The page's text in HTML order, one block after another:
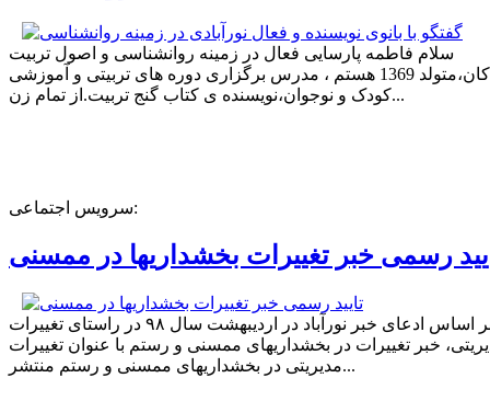
سلام فاطمه پارسایی فعال در زمینه روانشناسی و اصول تربیت
کودکان،متولد 1369 هستم ، مدرس برگزاری دوره های تربیتی و آموزشی
کودک و نوجوان،نویسنده ی کتاب گنج تربیت.از تمام زن...
سرویس اجتماعی:
رسمی خبر تغییرات بخشداریها در ممسنی
بر اساس ادعای خبر نورآباد در اردیبهشت سال ۹۸ در راستای تغییرات
خبر تغییرات در بخشداریهای ممسنی و رستم با عنوان تغییرات
مدیریتی در بخشداریهای ممسنی و رستم منتشر...